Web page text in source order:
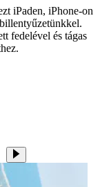
iPaden, iPhone-on
fedelével és tágas